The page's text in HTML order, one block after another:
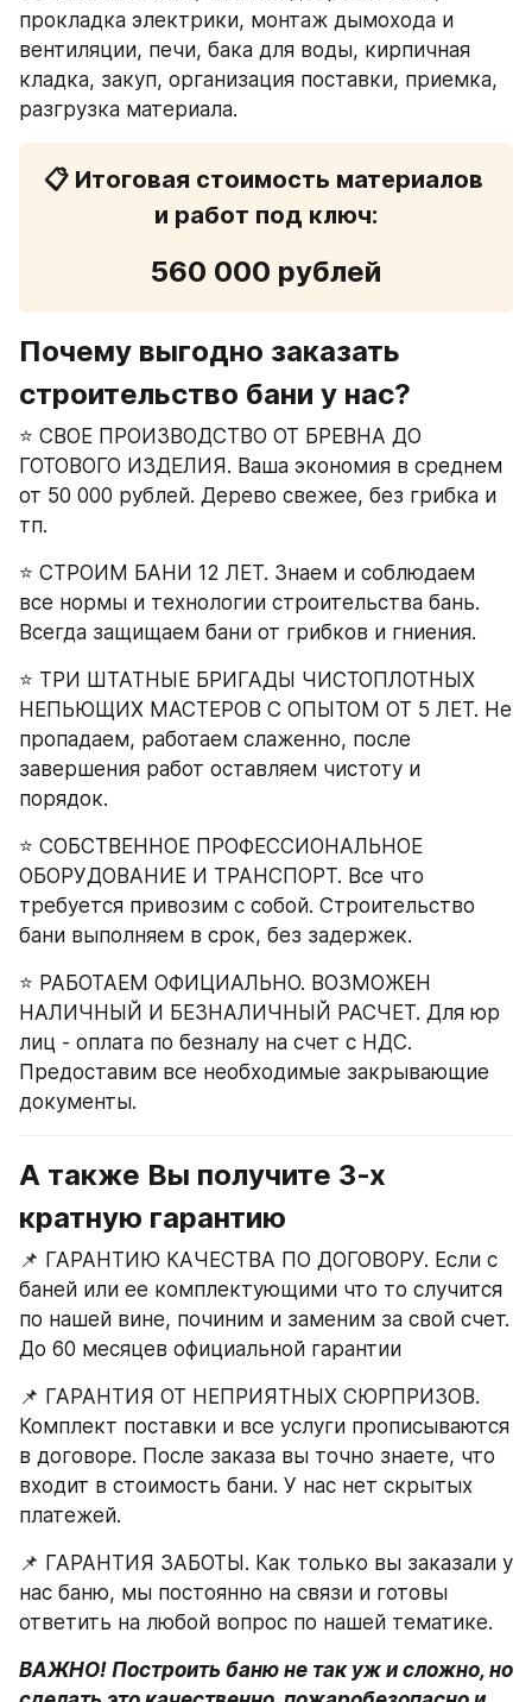
прокладка электрики, монтаж дымохода и
вентиляции, печи, бака для воды, кирпичная
кладка, закуп, организация поставки, приемка,
разгрузка материала.
📋 Итоговая стоимость материалов
и работ под ключ:
560 000 рублей
Почему выгодно заказать
строительство бани у нас?
⭐ СВОЕ ПРОИЗВОДСТВО ОТ БРЕВНА ДО
ГОТОВОГО ИЗДЕЛИЯ. Ваша экономия в среднем
от 50 000 рублей. Дерево свежее, без грибка и
тп.
⭐ СТРОИМ БАНИ 12 ЛЕТ. Знаем и соблюдаем
все нормы и технологии строительства бань.
Всегда защищаем бани от грибков и гниения.
⭐ ТРИ ШТАТНЫЕ БРИГАДЫ ЧИСТОПЛОТНЫХ
НЕПЬЮЩИХ МАСТЕРОВ С ОПЫТОМ ОТ 5 ЛЕТ. Не
пропадаем, работаем слаженно, после
завершения работ оставляем чистоту и
порядок.
⭐ СОБСТВЕННОЕ ПРОФЕССИОНАЛЬНОЕ
ОБОРУДОВАНИЕ И ТРАНСПОРТ. Все что
требуется привозим с собой. Строительство
бани выполняем в срок, без задержек.
⭐ РАБОТАЕМ ОФИЦИАЛЬНО. ВОЗМОЖЕН
НАЛИЧНЫЙ И БЕЗНАЛИЧНЫЙ РАСЧЕТ. Для юр
лиц - оплата по безналу на счет с НДС.
Предоставим все необходимые закрывающие
документы.
А также Вы получите 3-х
кратную гарантию
📌 ГАРАНТИЮ КАЧЕСТВА ПО ДОГОВОРУ. Если с
баней или ее комплектующими что то случится
по нашей вине, починим и заменим за свой счет.
До 60 месяцев официальной гарантии
📌 ГАРАНТИЯ ОТ НЕПРИЯТНЫХ СЮРПРИЗОВ.
Комплект поставки и все услуги прописываются
в договоре. После заказа вы точно знаете, что
входит в стоимость бани. У нас нет скрытых
платежей.
📌 ГАРАНТИЯ ЗАБОТЫ. Как только вы заказали у
нас баню, мы постоянно на связи и готовы
ответить на любой вопрос по нашей тематике.
ВАЖНО! Построить баню не так уж и сложно, но